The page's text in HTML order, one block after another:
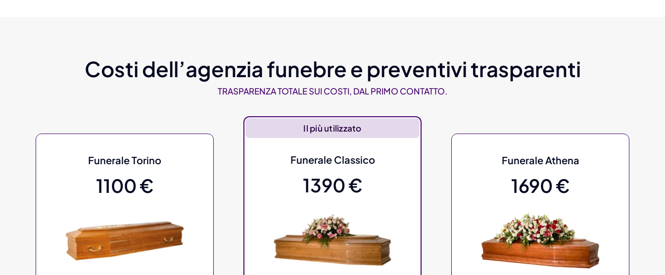
Costi dell’agenzia funebre e preventivi trasparenti
TRASPARENZA TOTALE SUI COSTI, DAL PRIMO CONTATTO.
Funerale Torino
1100 €
Il più utilizzato
Funerale Classico
1390 €
Funerale Athena
1690 €